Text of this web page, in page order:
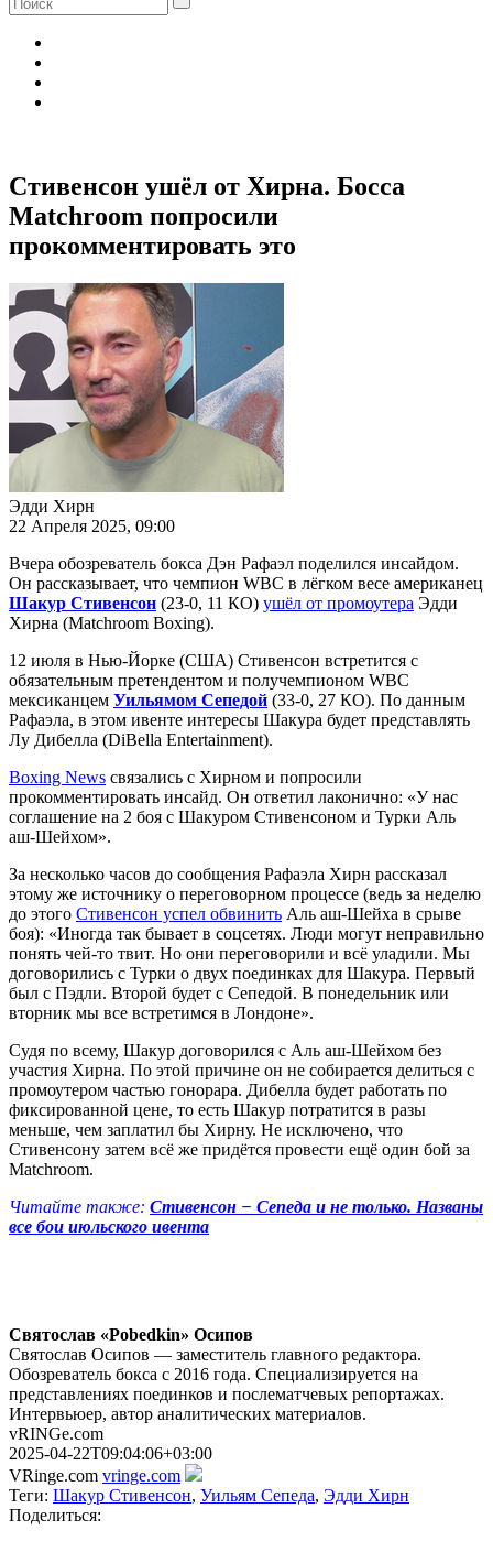
Стивенсон ушёл от Хирна. Босса
Matchroom попросили
прокомментировать это
Эдди Хирн
22 Апреля 2025, 09:00
Вчера обозреватель бокса Дэн Рафаэл поделился инсайдом.
Он рассказывает, что чемпион WBC в лёгком весе американец
Шакур Стивенсон (23-0, 11 КО) ушёл от промоутера Эдди
Хирна (Matchroom Boxing).
12 июля в Нью-Йорке (США) Стивенсон встретится с
обязательным претендентом и получемпионом WBC
мексиканцем Уильямом Сепедой (33-0, 27 КО). По данным
Рафаэла, в этом ивенте интересы Шакура будет представлять
Лу Дибелла (DiBella Entertainment).
Boxing News связались с Хирном и попросили
прокомментировать инсайд. Он ответил лаконично: «У нас
соглашение на 2 боя с Шакуром Стивенсоном и Турки Аль
аш-Шейхом».
За несколько часов до сообщения Рафаэла Хирн рассказал
этому же источнику о переговорном процессе (ведь за неделю
до этого Стивенсон успел обвинить Аль аш-Шейха в срыве
боя): «Иногда так бывает в соцсетях. Люди могут неправильно
понять чей-то твит. Но они переговорили и всё уладили. Мы
договорились с Турки о двух поединках для Шакура. Первый
был с Пэдли. Второй будет с Сепедой. В понедельник или
вторник мы все встретимся в Лондоне».
Судя по всему, Шакур договорился с Аль аш-Шейхом без
участия Хирна. По этой причине он не собирается делиться с
промоутером частью гонорара. Дибелла будет работать по
фиксированной цене, то есть Шакур потратится в разы
меньше, чем заплатил бы Хирну. Не исключено, что
Стивенсону затем всё же придётся провести ещё один бой за
Matchroom.
Читайте также: Стивенсон − Сепеда и не только. Названы
все бои июльского ивента
Святослав «Pobedkin» Осипов
Святослав Осипов — заместитель главного редактора.
Обозреватель бокса с 2016 года. Специализируется на
представлениях поединков и послематчевых репортажах.
Интервьюер, автор аналитических материалов.
vRINGe.com
2025-04-22T09:04:06+03:00
VRinge.com vringe.com
Теги: Шакур Стивенсон, Уильям Сепеда, Эдди Хирн
Поделиться: